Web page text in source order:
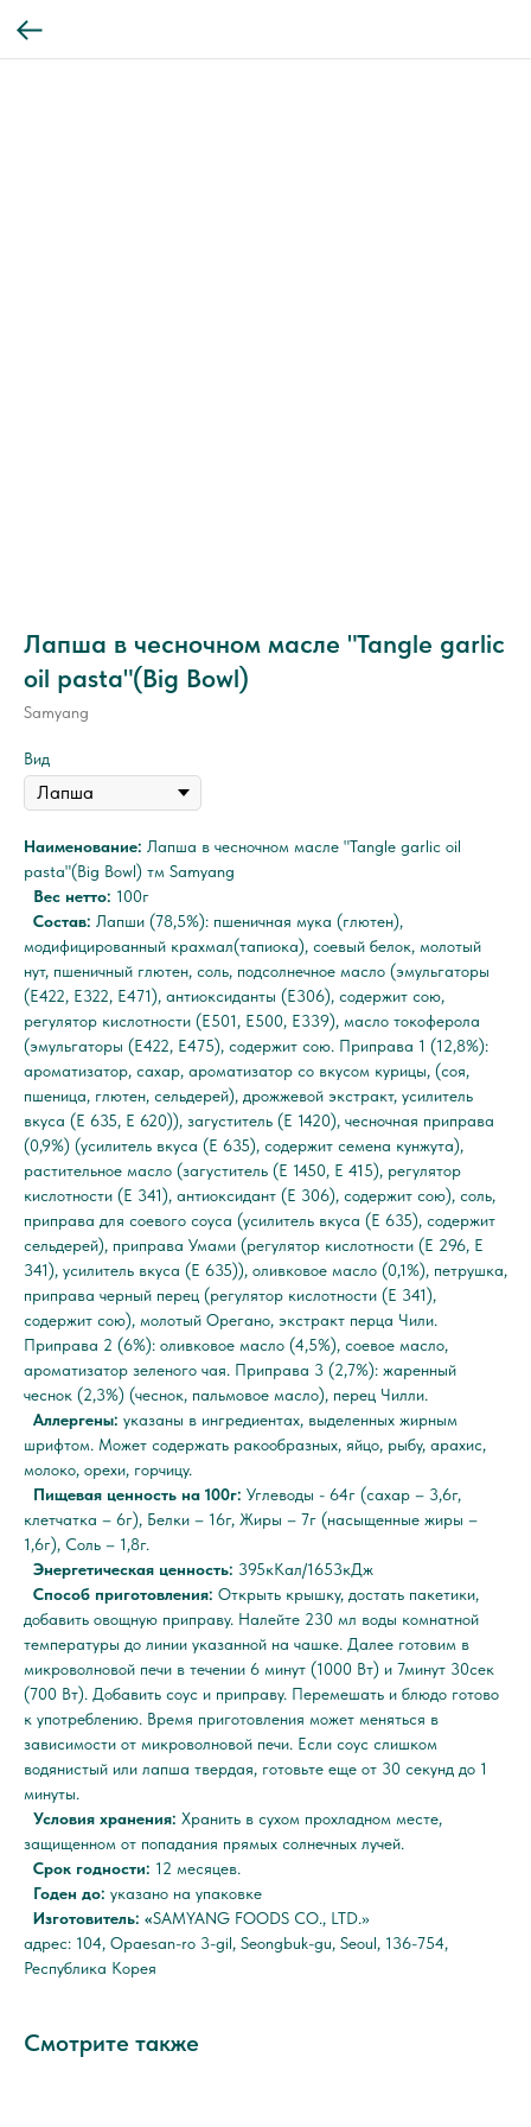
Лапша в чесночном масле "Tangle garlic
oil pasta"(Big Bowl)
Samyang
Вид
Наименование: Лапша в чесночном масле "Tangle garlic oil
pasta"(Big Bowl) тм Samyang
Вес нетто: 100г
Состав: Лапши (78,5%): пшеничная мука (глютен),
модифицированный крахмал(тапиока), соевый белок, молотый
нут, пшеничный глютен, соль, подсолнечное масло (эмульгаторы
(Е422, Е322, Е471), антиоксиданты (Е306), содержит сою,
регулятор кислотности (Е501, Е500, Е339), масло токоферола
(эмульгаторы (Е422, Е475), содержит сою. Приправа 1 (12,8%):
ароматизатор, сахар, ароматизатор со вкусом курицы, (соя,
пшеница, глютен, сельдерей), дрожжевой экстракт, усилитель
вкуса (Е 635, Е 620)), загуститель (Е 1420), чесночная приправа
(0,9%) (усилитель вкуса (Е 635), содержит семена кунжута),
растительное масло (загуститель (Е 1450, Е 415), регулятор
кислотности (Е 341), антиоксидант (Е 306), содержит сою), соль,
приправа для соевого соуса (усилитель вкуса (Е 635), содержит
сельдерей), приправа Умами (регулятор кислотности (Е 296, Е
341), усилитель вкуса (Е 635)), оливковое масло (0,1%), петрушка,
приправа черный перец (регулятор кислотности (Е 341),
содержит сою), молотый Орегано, экстракт перца Чили.
Приправа 2 (6%): оливковое масло (4,5%), соевое масло,
ароматизатор зеленого чая. Приправа 3 (2,7%): жаренный
чеснок (2,3%) (чеснок, пальмовое масло), перец Чилли.
Аллергены: указаны в ингредиентах, выделенных жирным
шрифтом. Может содержать ракообразных, яйцо, рыбу, арахис,
молоко, орехи, горчицу.
Пищевая ценность на 100г: Углеводы - 64г (сахар – 3,6г,
клетчатка – 6г), Белки – 16г, Жиры – 7г (насыщенные жиры –
1,6г), Соль – 1,8г.
Энергетическая ценность: 395кКал/1653кДж
Способ приготовления: Открыть крышку, достать пакетики,
добавить овощную приправу. Налейте 230 мл воды комнатной
температуры до линии указанной на чашке. Далее готовим в
микроволновой печи в течении 6 минут (1000 Вт) и 7минут 30сек
(700 Вт). Добавить соус и приправу. Перемешать и блюдо готово
к употреблению. Время приготовления может меняться в
зависимости от микроволновой печи. Если соус слишком
водянистый или лапша твердая, готовьте еще от 30 секунд до 1
минуты.
Условия хранения: Хранить в сухом прохладном месте,
защищенном от попадания прямых солнечных лучей.
Срок годности: 12 месяцев.
Годен до: указано на упаковке
Изготовитель: «SAMYANG FOODS CO., LTD.»
адрес: 104, Opaesan-ro 3-gil, Seongbuk-gu, Seoul, 136-754,
Республика Корея
Смотрите также